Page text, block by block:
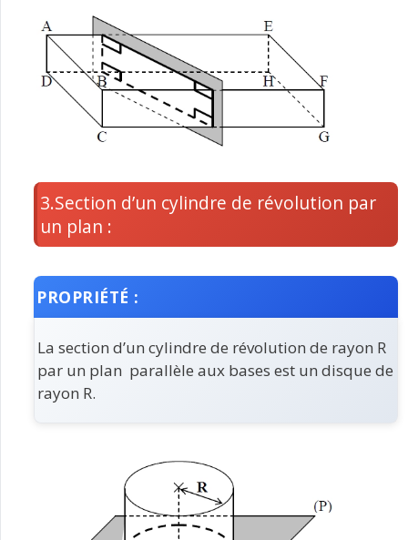
3.Section d’un cylindre de révolution par
un plan :
PROPRIÉTÉ :
La section d’un cylindre de révolution de rayon R
par un plan parallèle aux bases est un disque de
rayon R.